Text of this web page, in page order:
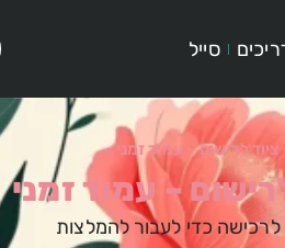
סייל
ציוד לרישום – עמוד זמני
– עמוד זמני
כדי לעבור להמלצות